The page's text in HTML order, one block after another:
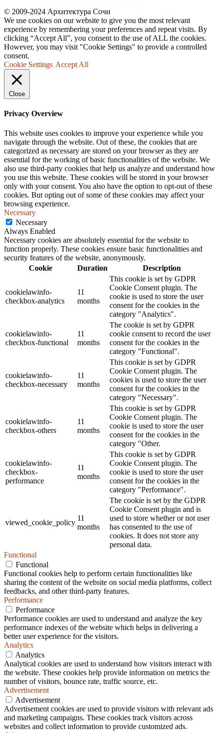
© 2009-2024 Архитектура Сочи
We use cookies on our website to give you the most relevant
experience by remembering your preferences and repeat visits. By
clicking “Accept All”, you consent to the use of ALL the cookies.
However, you may visit "Cookie Settings" to provide a controlled
consent.
Cookie Settings Accept All
Close
Privacy Overview
This website uses cookies to improve your experience while you
navigate through the website. Out of these, the cookies that are
categorized as necessary are stored on your browser as they are
essential for the working of basic functionalities of the website. We
also use third-party cookies that help us analyze and understand how
you use this website. These cookies will be stored in your browser
only with your consent. You also have the option to opt-out of these
cookies. But opting out of some of these cookies may affect your
browsing experience.
Necessary
Necessary
Always Enabled
Necessary cookies are absolutely essential for the website to
function properly. These cookies ensure basic functionalities and
security features of the website, anonymously.
Cookie
Duration Description
cookielawinfo-
checkbox-analytics
11
months
This cookie is set by GDPR
Cookie Consent plugin. The
cookie is used to store the user
consent for the cookies in the
category "Analytics".
cookielawinfo-
checkbox-functional
11
months
The cookie is set by GDPR
cookie consent to record the user
consent for the cookies in the
category "Functional".
cookielawinfo-
checkbox-necessary
11
months
This cookie is set by GDPR
Cookie Consent plugin. The
cookies is used to store the user
consent for the cookies in the
category "Necessary".
cookielawinfo-
checkbox-others
11
months
This cookie is set by GDPR
Cookie Consent plugin. The
cookie is used to store the user
consent for the cookies in the
category "Other.
cookielawinfo-
checkbox-
performance
11
months
This cookie is set by GDPR
Cookie Consent plugin. The
cookie is used to store the user
consent for the cookies in the
category "Performance".
viewed_cookie_policy
11
months
The cookie is set by the GDPR
Cookie Consent plugin and is
used to store whether or not user
has consented to the use of
cookies. It does not store any
personal data.
Functional
Functional
Functional cookies help to perform certain functionalities like
sharing the content of the website on social media platforms, collect
feedbacks, and other third-party features.
Performance
Performance
Performance cookies are used to understand and analyze the key
performance indexes of the website which helps in delivering a
better user experience for the visitors.
Analytics
Analytics
Analytical cookies are used to understand how visitors interact with
the website. These cookies help provide information on metrics the
number of visitors, bounce rate, traffic source, etc.
Advertisement
Advertisement
Advertisement cookies are used to provide visitors with relevant ads
and marketing campaigns. These cookies track visitors across
websites and collect information to provide customized ads.